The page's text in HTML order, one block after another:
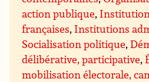
action publique,
françaises, Institutions
Socialisation politique,
délibérative, participative,
mobilisation électorale,